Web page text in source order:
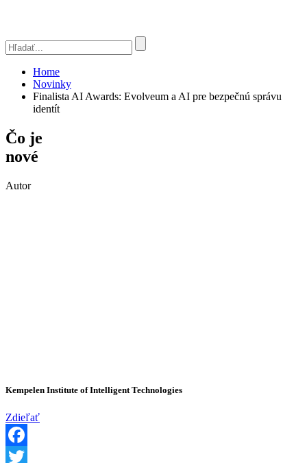
Home
Novinky
Finalista AI Awards: Evolveum a AI pre bezpečnú správu
identít
Čo je
nové
Autor
Kempelen Institute of Intelligent Technologies
Zdieľať
Facebook